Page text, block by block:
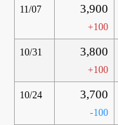
11/07 3,900
+100
10/31 3,800
+100
10/24 3,700
-100